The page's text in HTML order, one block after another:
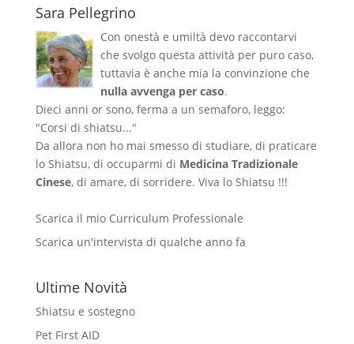
Sara Pellegrino
Con onestà e umiltà devo raccontarvi
che svolgo questa attività per puro caso,
tuttavia è anche mia la convinzione che
nulla avvenga per caso.
Dieci anni or sono, ferma a un semaforo, leggo:
"Corsi di shiatsu..."
Da allora non ho mai smesso di studiare, di praticare
lo Shiatsu, di occuparmi di Medicina Tradizionale
Cinese, di amare, di sorridere. Viva lo Shiatsu !!!
Scarica il mio Curriculum Professionale
Scarica un'intervista di qualche anno fa
Ultime Novità
Shiatsu e sostegno
Pet First AID